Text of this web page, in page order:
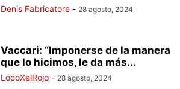
Denis Fabricatore - 28 agosto, 2024
Vaccari: “Imponerse de la manera
que lo hicimos, le da más...
LocoXelRojo - 28 agosto, 2024